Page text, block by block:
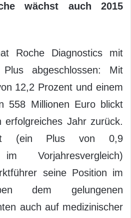
wächst auch 2015
Roche Diagnostics mit
abgeschlossen: Mit
12,2 Prozent und einem
558 Millionen Euro blickt
erfolgreiches Jahr zurück.
(ein Plus von 0,9
Vorjahresvergleich)
seine Position im
dem gelungenen
auch auf medizinischer